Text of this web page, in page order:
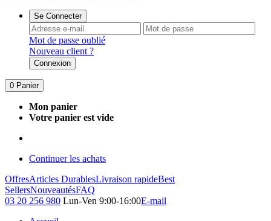
Se Connecter
Mot de passe oublié
Nouveau client ?
Connexion
0 Panier
Mon panier
Votre panier est vide
Continuer les achats
OffresArticles DurablesLivraison rapideBest
SellersNouveautésFAQ
03 20 256 980 Lun-Ven 9:00-16:00E-mail